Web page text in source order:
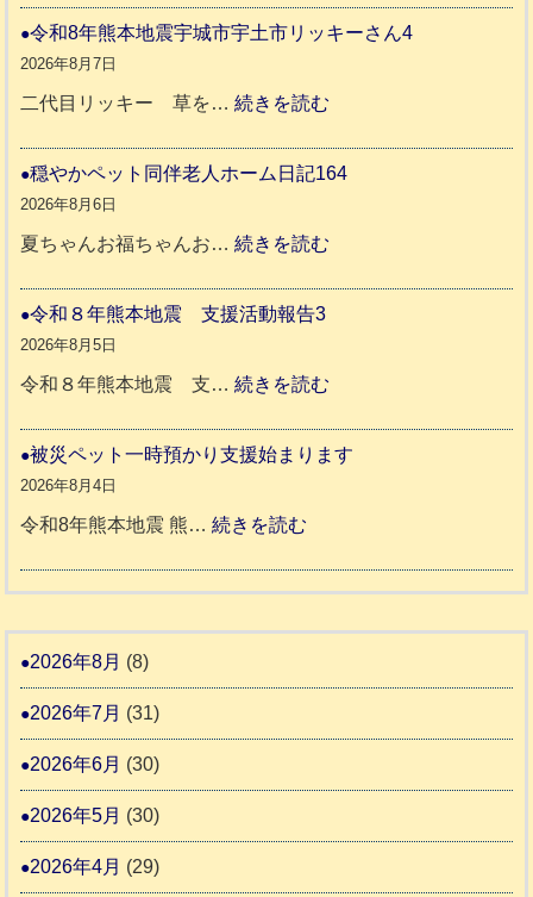
和
年
本
援
市
氷
令和8年熊本地震宇城市宇土市リッキーさん4
2026年8月7日
二代目リッキー 草を…続きを読む
和
城
市
市
ッ
さ
穏やかペット同伴老人ホーム日記164
2026年8月6日
夏ちゃんお福ちゃんお…続きを読む
ト
人
記
4
令和８年熊本地震 支援活動報告3
2026年8月5日
令和８年熊本地震 支…続きを読む
和
被災ペット一時預かり支援始まります
2026年8月4日
令和8年熊本地震 熊…続きを読む
災
ト
預
支
2026年8月 (8)
2026年7月 (31)
2026年6月 (30)
2026年5月 (30)
2026年4月 (29)